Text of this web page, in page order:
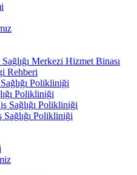
Merkezi Hizmet Binası
Rehberi
Polikliniği
Polikliniği
Sağlığı Polikliniği
Polikliniği